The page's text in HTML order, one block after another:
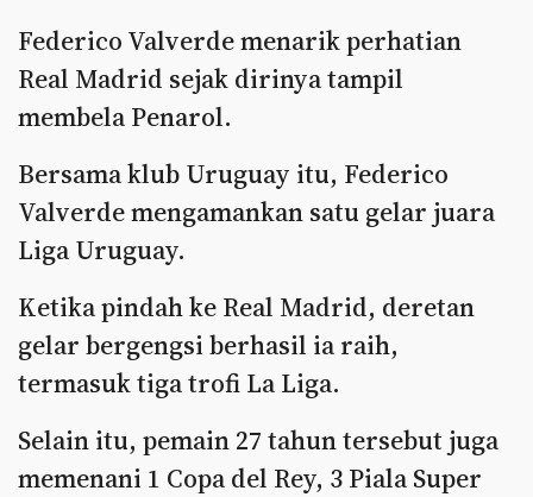
Federico Valverde menarik perhatian
Real Madrid sejak dirinya tampil
membela Penarol.
Bersama klub Uruguay itu, Federico
Valverde mengamankan satu gelar juara
Liga Uruguay.
Ketika pindah ke Real Madrid, deretan
gelar bergengsi berhasil ia raih,
termasuk tiga trofi La Liga.
Selain itu, pemain 27 tahun tersebut juga
memenani 1 Copa del Rey, 3 Piala Super